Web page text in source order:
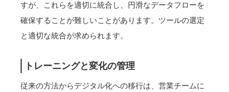
すが、これらを適切に統合し、円滑なデータフローを
確保することが難しいことがあります。ツールの選定
と適切な統合が求められます。
トレーニングと変化の管理
従来の方法からデジタル化への移行は、営業チームに